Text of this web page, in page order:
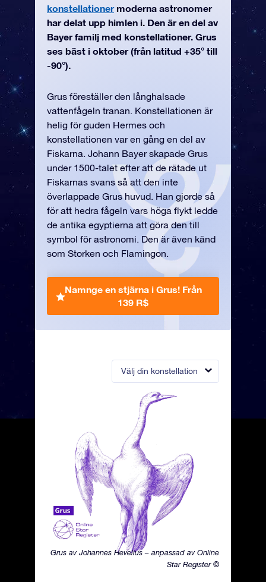
Välj din konstellation
Grus av Johannes Hevelius – anpassad av Online
Star Register ©
konstellationermoderna astronomer
har delat upp himlen i. Den är en del av
Bayer familj med konstellationer. Grus
ses bäst i oktober (från latitud +35° till
-90°).
Grus föreställer den långhalsade
vattenfågeln tranan. Konstellationen är
helig för guden Hermes och
konstellationen var en gång en del av
Fiskarna. Johann Bayer skapade Grus
under 1500-talet efter att de rätade ut
Fiskarnas svans så att den inte
överlappade Grus huvud. Han gjorde så
för att hedra fågeln vars höga flykt ledde
de antika egyptierna att göra den till
symbol för astronomi. Den är även känd
som Storken och Flamingon.
Namnge en stjärna i Grus! Från
139 R$